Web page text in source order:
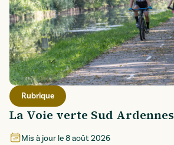
Rubrique
La Voie verte Sud Ardennes
Mis à jour le8 août 2026